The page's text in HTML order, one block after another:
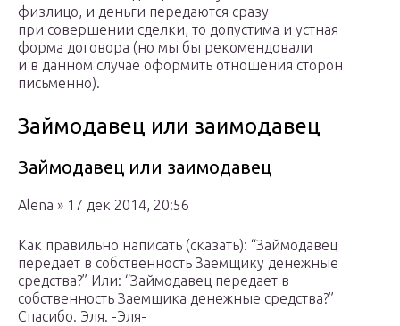
физлицо, и деньги передаются сразу
при совершении сделки, то допустима и устная
форма договора (но мы бы рекомендовали
и в данном случае оформить отношения сторон
письменно).
Займодавец или заимодавец
Займодавец или заимодавец
Alena » 17 дек 2014, 20:56
Как правильно написать (сказать): “Займодавец
передает в собственность Заемщику денежные
средства?” Или: “Займодавец передает в
собственность Заемщика денежные средства?”
Спасибо. Эля. -Эля-